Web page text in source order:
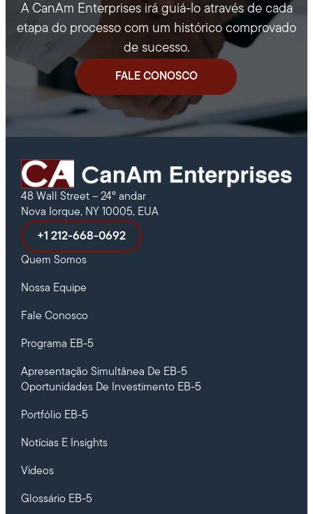
A CanAm Enterprises irá guiá-lo através de cada
etapa do processo com um histórico comprovado
de sucesso.
FALE CONOSCO
48 Wall Street – 24º andar
Nova Iorque, NY 10005, EUA
+1 212-668-0692
Quem Somos
Nossa Equipe
Fale Conosco
Programa EB-5
Apresentação Simultânea De EB-5
Oportunidades De Investimento EB-5
Portfólio EB-5
Notícias E Insights
Videos
Glossário EB-5